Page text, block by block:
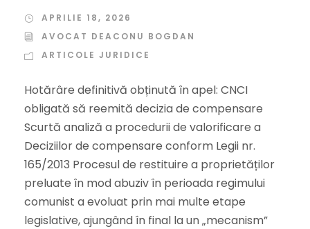
APRILIE 18, 2026
AVOCAT DEACONU BOGDAN
ARTICOLE JURIDICE
Hotărâre definitivă obținută în apel: CNCI
obligată să reemită decizia de compensare
Scurtă analiză a procedurii de valorificare a
Deciziilor de compensare conform Legii nr.
165/2013 Procesul de restituire a proprietăților
preluate în mod abuziv în perioada regimului
comunist a evoluat prin mai multe etape
legislative, ajungând în final la un „mecanism”